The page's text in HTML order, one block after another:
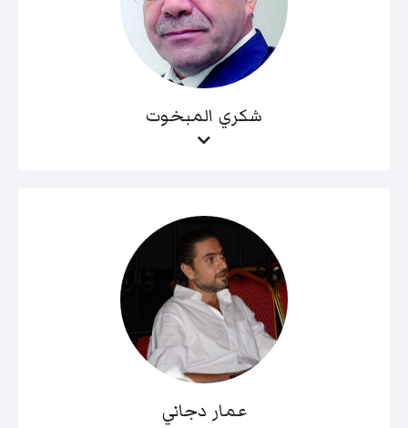
شكري المبخوت
عمار دجاني